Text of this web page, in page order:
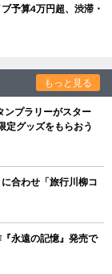
予算4万円超、渋滞・
もっと見る
ンプラリーがスター
定グッズをもらおう
合わせ「旅行川柳コ
永遠の記憶』発売で